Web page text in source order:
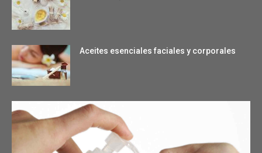
Aceites esenciales faciales y corporales
Entendiendo los polímeros de Lubrizol